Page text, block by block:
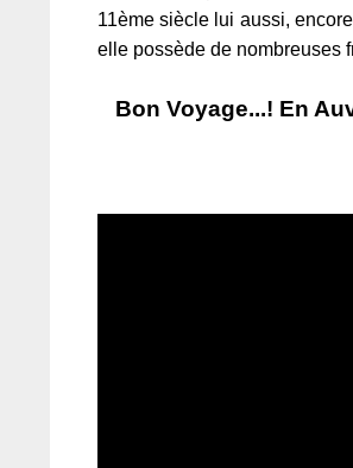
11ème siècle lui aussi,
elle possède de nombreuses
Bon Voyage...! En